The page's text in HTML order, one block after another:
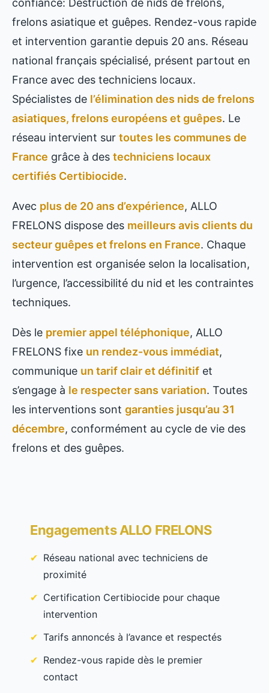
confiance: Destruction de nids de frelons,
frelons asiatique et guêpes. Rendez-vous rapide
et intervention garantie depuis 20 ans. Réseau
national français spécialisé, présent partout en
France avec des techniciens locaux.
Spécialistes de l’élimination des nids de frelons
asiatiques, frelons européens et guêpes. Le
réseau intervient sur toutes les communes de
France grâce à des techniciens locaux
certifiés Certibiocide.
Avec plus de 20 ans d’expérience, ALLO
FRELONS dispose des meilleurs avis clients du
secteur guêpes et frelons en France. Chaque
intervention est organisée selon la localisation,
l’urgence, l’accessibilité du nid et les contraintes
techniques.
Dès le premier appel téléphonique, ALLO
FRELONS fixe un rendez-vous immédiat,
communique un tarif clair et définitif et
s’engage à le respecter sans variation. Toutes
les interventions sont garanties jusqu’au 31
décembre, conformément au cycle de vie des
frelons et des guêpes.
Engagements ALLO FRELONS
Réseau national avec techniciens de
proximité
Certification Certibiocide pour chaque
intervention
Tarifs annoncés à l’avance et respectés
Rendez-vous rapide dès le premier
contact